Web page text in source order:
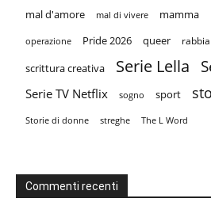
mal d'amore mal di vivere mamma
operazione Pride 2026 queer rabbia
scrittura creativa Serie Lella
Serie TV Netflix sogno sport
Storie di donne streghe The L Word
Commenti recenti